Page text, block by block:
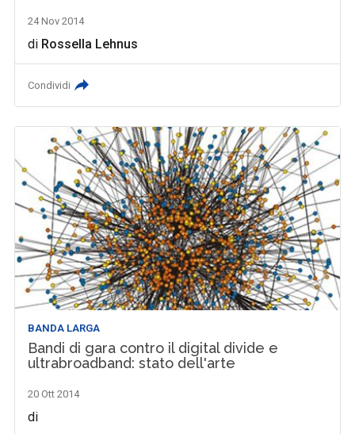
24 Nov 2014
di Rossella Lehnus
Condividi
BANDA LARGA
Bandi di gara contro il digital divide e
ultrabroadband: stato dell'arte
20 Ott 2014
di